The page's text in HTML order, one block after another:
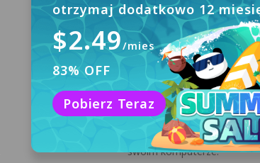
Pobierz i zainstaluj
Kliknij „Darmowe pobieranie”, aby
PandaVPN dla Linux i zainstalować go
swoim komputerze.
otrzymaj dodatkowo 12
$2.49/mies
83% OFF
Pobierz Teraz